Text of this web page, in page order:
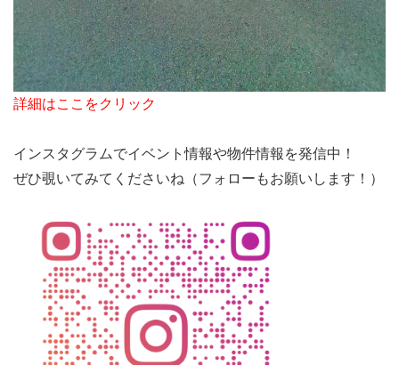
詳細はここをクリック
インスタグラムでイベント情報や物件情報を発信中！
ぜひ覗いてみてくださいね（フォローもお願いします！）